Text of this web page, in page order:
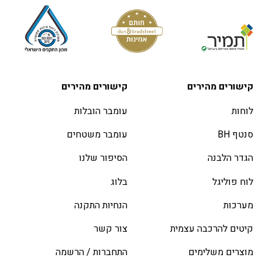
קישורים מהירים
לוחות
סנטף BH
הגדר הלבנה
לוח פוליגל
מערכות
קיטים להרכבה עצמית
מוצרים משלימים
קישורים מהירים
עומבר הובלות
עומבר משטחים
הסיפור שלנו
בלוג
הנחיות התקנה
צור קשר
התחברות / הרשמה